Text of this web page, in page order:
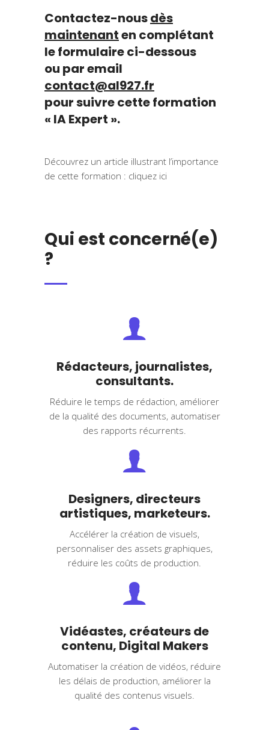
Contactez-nousdès
maintenanten complétant
le formulaire ci-dessous
ou par email
contact@al927.fr
pour suivre cette formation
« IA Expert ».
Découvrez un article illustrant l’importance
de cette formation : cliquez ici
Qui est concerné(e)
?
Rédacteurs, journalistes,
consultants.
Réduire le temps de rédaction, améliorer
de la qualité des documents, automatiser
des rapports récurrents.
Designers, directeurs
artistiques, marketeurs.
Accélérer la création de visuels,
personnaliser des assets graphiques,
réduire les coûts de production.
Vidéastes, créateurs de
contenu, Digital Makers
Automatiser la création de vidéos, réduire
les délais de production, améliorer la
qualité des contenus visuels.